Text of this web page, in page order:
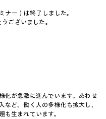
ナー）は終了しました。
ございました。
化が急激に進んでいます。あわせ
ど、働く人の多様化も拡大し、
も生まれています。